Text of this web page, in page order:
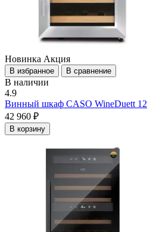
Новинка Акция
В избранное В сравнение
В наличии
4.9
Винный шкаф CASO WineDuett 12
42 960 ₽
В корзину